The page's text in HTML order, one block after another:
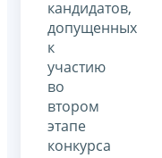
кандидатов,
допущенных
к
участию
во
втором
этапе
конкурса